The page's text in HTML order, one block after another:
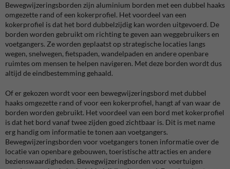
Bewegwijzeringsborden zijn aluminium borden met een dubbel haaks
omgezette rand of een kokerprofiel. Het voordeel van een
kokerprofiel is dat het bord dubbelzijdig kan worden uitgevoerd. De
borden worden gebruikt om richting te geven aan weggebruikers en
voetgangers. Ze worden geplaatst op strategische locaties langs
wegen, snelwegen, fietspaden, wandelpaden en andere openbare
ruimtes om mensen te helpen navigeren. Met deze borden wordt dus
altijd de eindbestemming gehaald.
Of er gekozen wordt voor een bewegwijzeringsbord met dubbel
haaks omgezette rand of voor een kokerprofiel, hangt af van waar de
borden worden gebruikt. Het voordeel van een bord met kokerprofiel
is dat het bord vanaf twee zijden goed zichtbaar is. Dit is met name
erg handig om informatie te tonen aan voetgangers.
Bewegwijzeringsborden voor voetgangers tonen informatie over de
locatie van openbare gebouwen, toeristische attracties en andere
bezienswaardigheden. Bewegwijzeringborden voor voertuigen